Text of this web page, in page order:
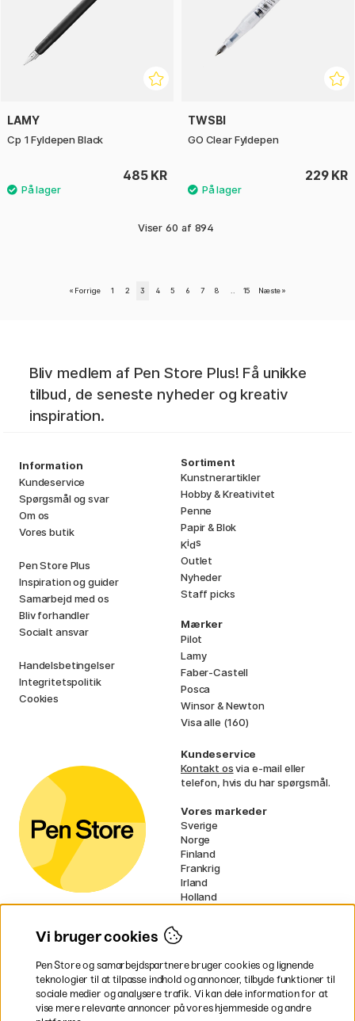
LAMY
Cp 1 Fyldepen Black
485 KR
TWSBI
GO Clear Fyldepen
229 KR
Viser 60 af 894
« Forrige 1 2 3 4 5 6 7 8 15 Næste »
Bliv medlem af Pen Store Plus! Få unikke
tilbud, de seneste nyheder og kreativ
inspiration.
Information
Kundeservice
Spørgsmål og svar
Om os
Vores butik
Pen Store Plus
Inspiration og guider
Samarbejd med os
Bliv forhandler
Socialt ansvar
Handelsbetingelser
Integritetspolitik
Cookies
Sortiment
Kunstnerartikler
Hobby & Kreativitet
Penne
Papir & Blok
Kids
Outlet
Nyheder
Staff picks
Mærker
Pilot
Lamy
Faber-Castell
Posca
Winsor & Newton
Visa alle (160)
Kundeservice
Kontakt osvia e-mail eller
telefon, hvis du har spørgsmål.
Vores markeder
Sverige
Norge
Finland
Frankrig
Irland
Holland
EU
* Specifikkefragtvilkår gælder for
voluminøse varer.
Vi bruger cookies
Pen Store og samarbejdspartnere bruger cookies og lignende
teknologier til at tilpasse indhold og annoncer, tilbyde funktioner til
sociale medier og analysere trafik. Vi kan dele information for at
vise mere relevante annoncer på vores hjemmeside og andre